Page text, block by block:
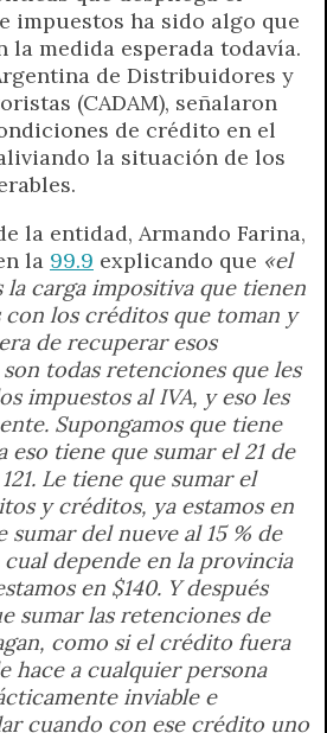
impuestos ha sido algo que
la medida esperada todavía.
de Distribuidores y
(CADAM), señalaron
de crédito en el
la situación de los
la entidad, Armando Farina,
la 99.9 explicando que «el
la carga impositiva que tienen
con los créditos que toman y
de recuperar esos
todas retenciones que les
impuestos al IVA, y eso les
Supongamos que tiene
eso tiene que sumar el 21 de
Le tiene que sumar el
y créditos, ya estamos en
sumar del nueve al 15 % de
depende en la provincia
en $140. Y después
sumar las retenciones de
como si el crédito fuera
hace a cualquier persona
inviable e
cuando con ese crédito uno